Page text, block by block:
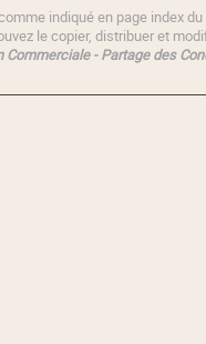
indiqué en page index
le copier, distribuer et
- Partage des